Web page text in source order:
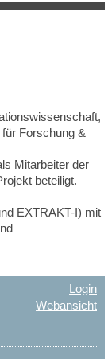
Forschung &
Mitarbeiter der
beteiligt.
EXTRAKT-I) mit
Login
Webansicht